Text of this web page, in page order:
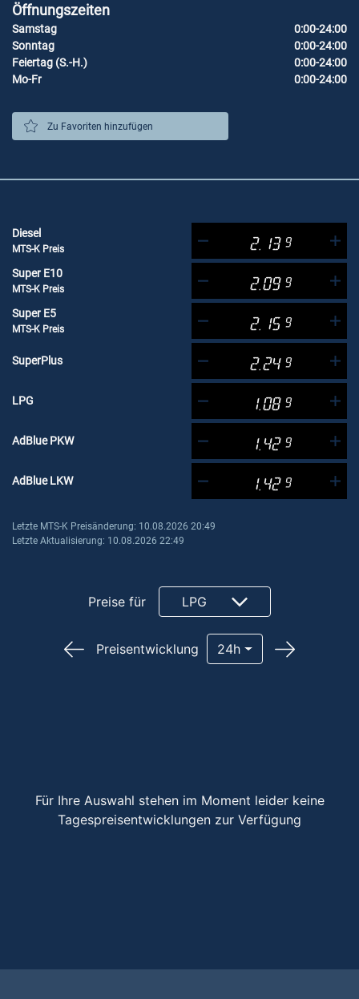
Öffnungszeiten
Samstag
0:00-24:00
Sonntag
0:00-24:00
Feiertag (S.-H.)
0:00-24:00
Mo-Fr
0:00-24:00
Zu Favoriten hinzufügen
Diesel
MTS-K Preis 2.13 9
Super E10
MTS-K Preis 2.09 9
Super E5
MTS-K Preis 2.15 9
SuperPlus 2.24 9
LPG 1.08 9
AdBlue PKW 1.42 9
AdBlue LKW 1.42 9
Letzte MTS-K Preisänderung: 10.08.2026 20:49
Letzte Aktualisierung: 10.08.2026 22:49
Preise für LPG
Preisentwicklung 24h
Für Ihre Auswahl stehen im Moment leider keine
Tagespreisentwicklungen zur Verfügung